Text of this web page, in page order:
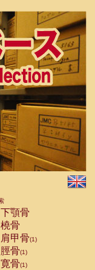
顎骨
骨
甲骨(1)
骨(1)
骨(1)